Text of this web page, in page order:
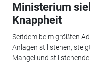
Ministerium
Knappheit
Seitdem beim größten
Anlagen stillstehen,
Mangel und